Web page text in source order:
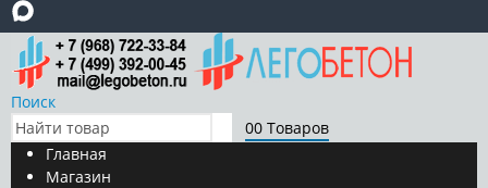
Поиск
00 Товаров
Главная
Магазин